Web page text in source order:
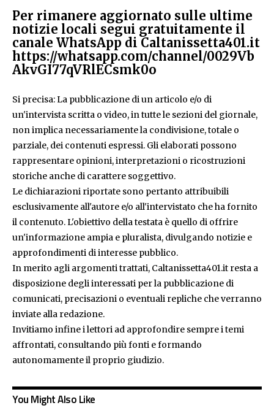
Per rimanere aggiornato sulle ultime
notizie locali segui gratuitamente il
canale WhatsApp di Caltanissetta401.it
https://whatsapp.com/channel/0029Vb
AkvGI77qVRlECsmk0o
Si precisa: La pubblicazione di un articolo e/o di
un'intervista scritta o video, in tutte le sezioni del giornale,
non implica necessariamente la condivisione, totale o
parziale, dei contenuti espressi. Gli elaborati possono
rappresentare opinioni, interpretazioni o ricostruzioni
storiche anche di carattere soggettivo.
Le dichiarazioni riportate sono pertanto attribuibili
esclusivamente all'autore e/o all'intervistato che ha fornito
il contenuto. L'obiettivo della testata è quello di offrire
un'informazione ampia e pluralista, divulgando notizie e
approfondimenti di interesse pubblico.
In merito agli argomenti trattati, Caltanissetta401.it resta a
disposizione degli interessati per la pubblicazione di
comunicati, precisazioni o eventuali repliche che verranno
inviate alla redazione.
Invitiamo infine i lettori ad approfondire sempre i temi
affrontati, consultando più fonti e formando
autonomamente il proprio giudizio.
You Might Also Like